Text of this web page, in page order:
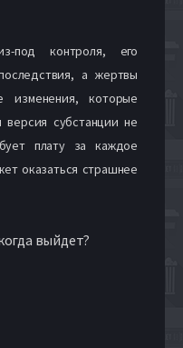
под контроля, его
а жертвы
изменения, которые
версия субстанции не
плату за каждое
оказаться страшнее
выйдет?